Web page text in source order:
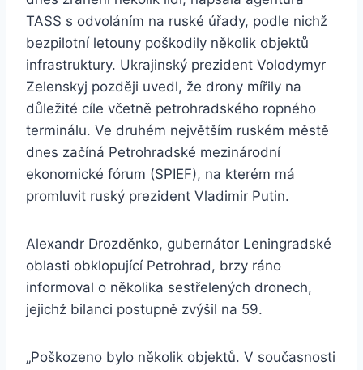
TASS s odvoláním na ruské úřady, podle nichž
bezpilotní letouny poškodily několik objektů
infrastruktury. Ukrajinský prezident Volodymyr
Zelenskyj později uvedl, že drony mířily na
důležité cíle včetně petrohradského ropného
terminálu. Ve druhém největším ruském městě
dnes začíná Petrohradské mezinárodní
ekonomické fórum (SPIEF), na kterém má
promluvit ruský prezident Vladimir Putin.
Alexandr Drozděnko, gubernátor Leningradské
oblasti obklopující Petrohrad, brzy ráno
informoval o několika sestřelených dronech,
jejichž bilanci postupně zvýšil na 59.
„Poškozeno bylo několik objektů. V současnosti